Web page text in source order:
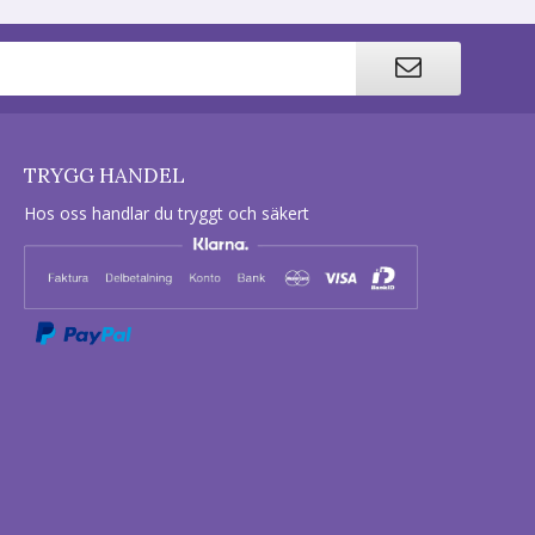
TRYGG HANDEL
Hos oss handlar du tryggt och säkert